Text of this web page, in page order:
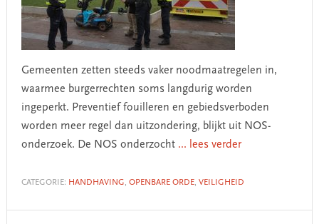
Gemeenten zetten steeds vaker noodmaatregelen in,
waarmee burgerrechten soms langdurig worden
ingeperkt. Preventief fouilleren en gebiedsverboden
worden meer regel dan uitzondering, blijkt uit NOS-
onderzoek. De NOS onderzocht ... lees verder
CATEGORIE: HANDHAVING, OPENBARE ORDE, VEILIGHEID